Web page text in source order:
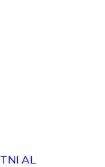
TNI AL